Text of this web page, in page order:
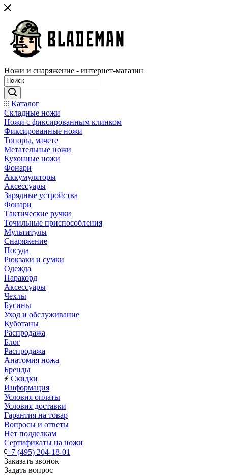
Ножи и снаряжение - интернет-магазин
Каталог
Складные ножи
Ножи с фиксированным клинком
Фиксированные ножи
Топоры, мачете
Метательные ножи
Кухонные ножи
Фонари
Аккумуляторы
Аксессуары
Зарядные устройства
Фонари
Тактические ручки
Точильные приспособления
Мультитулы
Снаряжение
Посуда
Рюкзаки и сумки
Одежда
Паракорд
Аксессуары
Чехлы
Бусины
Уход и обслуживание
Куботаны
Распродажа
Блог
Распродажа
Анатомия ножа
Бренды
Скидки
Информация
Условия оплаты
Условия доставки
Гарантия на товар
Вопросы и ответы
Нет подделкам
Сертификаты на ножи
+7 (495) 204-18-01
Заказать звонок
Задать вопрос